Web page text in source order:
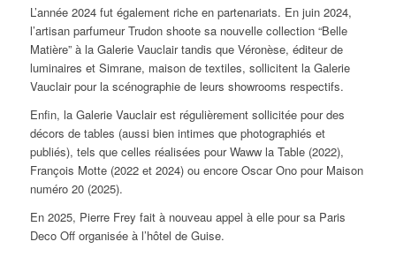
L’année 2024 fut également riche en partenariats. En juin 2024,
l’artisan parfumeur Trudon shoote sa nouvelle collection “Belle
Matière” à la Galerie Vauclair tandis que Véronèse, éditeur de
luminaires et Simrane, maison de textiles, sollicitent la Galerie
Vauclair pour la scénographie de leurs showrooms respectifs.
Enfin, la Galerie Vauclair est régulièrement sollicitée pour des
décors de tables (aussi bien intimes que photographiés et
publiés), tels que celles réalisées pourWaww la Table(2022),
François Motte (2022 et 2024) ou encore Oscar Ono pour Maison
numéro 20 (2025).
En 2025, Pierre Frey fait à nouveau appel à elle pour sa Paris
Deco Off organisée à l’hôtel de Guise.